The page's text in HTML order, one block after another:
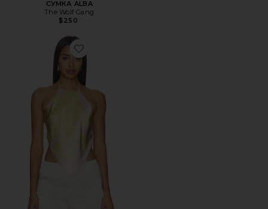
СУМКА ALBA
The Wolf Gang
$250
Favorite ТОП TORY